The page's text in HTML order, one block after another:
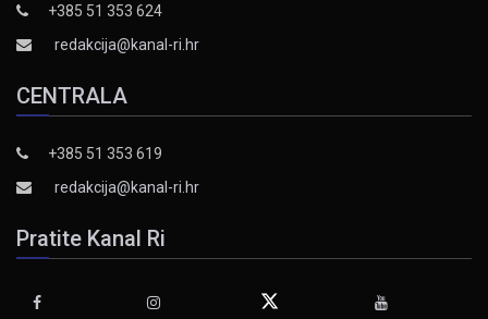
+385 51 353 624
redakcija@kanal-ri.hr
CENTRALA
+385 51 353 619
redakcija@kanal-ri.hr
Pratite Kanal Ri